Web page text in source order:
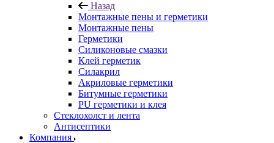
Назад
Монтажные пены и герметики
Монтажные пены
Герметики
Силиконовые смазки
Клей герметик
Силакрил
Акриловые герметики
Битумные герметики
PU герметики и клея
Стеклохолст и лента
Антисептики
Компания